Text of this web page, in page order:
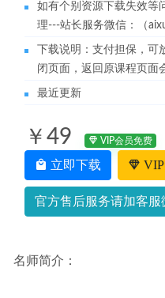
如有个别资源下载失效等
理---站长服务微信：（
下载说明：支付担保，
闭页面，返回原课程页面
最近更新
￥49 VIP会员免费
立即下载
官方售后服务请加客服
名师简介：
爱与性的实操手册-让爱
作业帮2023林森高三化学
教程+课堂笔记 2023-06-07
23年乐学王嘉庆2023高
2023-03-30
页 2023-05-19
徐弃郁·美国简史30讲